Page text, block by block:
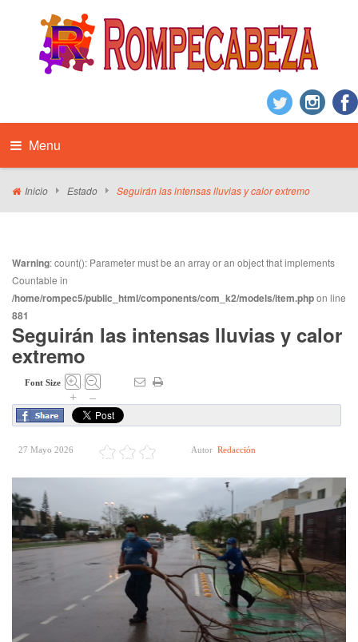
Menu
Inicio Estado Seguirán las intensas lluvias y calor extremo
Warning: count(): Parameter must be an array or an object that implements
Countable in
/home/rompec5/public_html/components/com_k2/models/item.phpon line
881
Seguirán las intensas lluvias y calor
extremo
Font Size
+ –
27 Mayo 2026 Autor Redacción